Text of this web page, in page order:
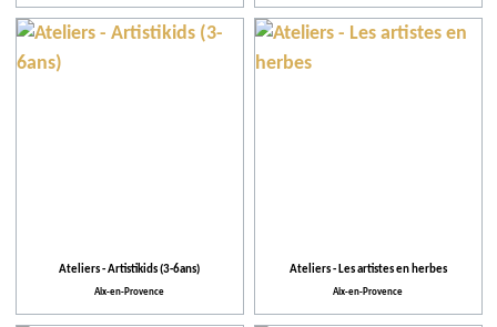
Ateliers - Artistikids (3-6ans)
Aix-en-Provence
Ateliers - Les artistes en herbes
Aix-en-Provence